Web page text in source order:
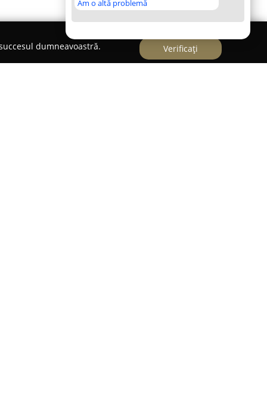
Am o altă problemă
dumneavoastră. Verificați